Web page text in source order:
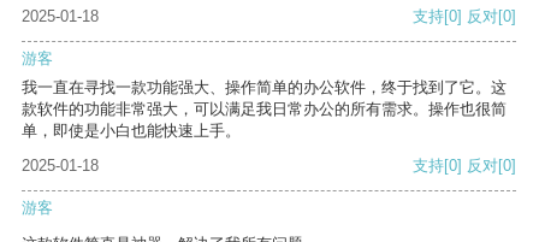
2025-01-18 支持[0] 反对[0]
游客
我一直在寻找一款功能强大、操作简单的办公软件，终于找到了它。这
款软件的功能非常强大，可以满足我日常办公的所有需求。操作也很简
单，即使是小白也能快速上手。
2025-01-18
支持[0] 反对[0]
游客